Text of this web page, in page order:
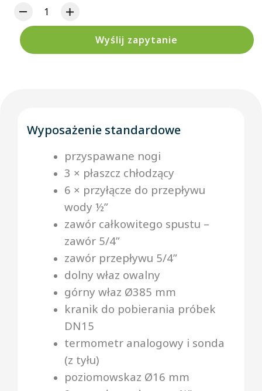
Wyślij zapytanie
Wyposażenie standardowe
przyspawane nogi
3 × płaszcz chłodzący
6 × przyłącze do przepływu
wody ½”
zawór całkowitego spustu –
zawór 5/4”
zawór przepływu 5/4”
dolny właz owalny
górny właz Ø385 mm
kranik do pobierania próbek
DN15
termometr analogowy i sonda
(z tyłu)
poziomowskaz Ø16 mm